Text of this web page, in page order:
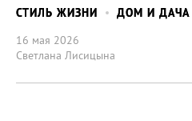
СТИЛЬ ЖИЗНИ
ДОМ И ДАЧА
16 мая 2026
Светлана Лисицына